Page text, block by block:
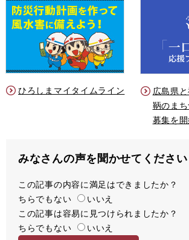
ひろしまマイタイムライン
広島県
鞆のま
募集を
みなさんの声を聞かせてください
満
足
度
この記事の内容に満足はできましたか？
ちらでもない
いいえ
容
易
この記事は容易に見つけられましたか？
ちらでもない
いいえ